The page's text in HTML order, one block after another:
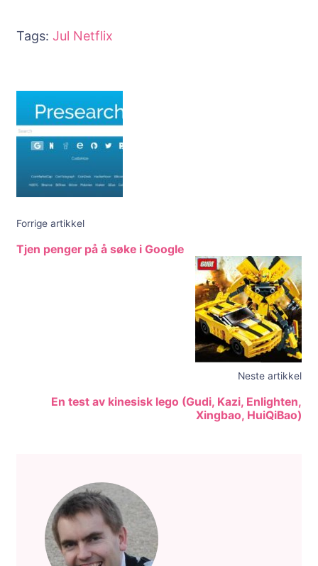
Tags: Jul Netflix
Innleggsnavigering
Forrige artikkel
Tjen penger på å søke i Google
Neste artikkel
En test av kinesisk lego (Gudi, Kazi, Enlighten,
Xingbao, HuiQiBao)